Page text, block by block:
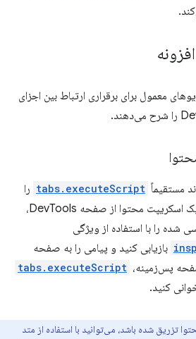
معمول برای برقراری ارتباط بین اجزای
tabs.executeScript را
فراخوانی کند. برای تزریق یک اسکریپت محتوا از صفحه DevTools،
شده را با استفاده از ویژگی
بازیابی کنید و پیامی را به صفحه
پس‌زمینه، tabs.executeScript
کنید.
تزریق شده باشد، می‌توانید با استفاده از متد